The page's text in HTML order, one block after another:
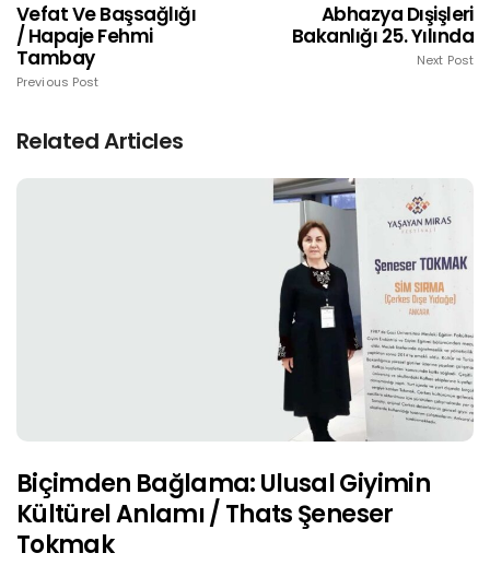
Vefat Ve Başsağlığı
/ Hapaje Fehmi
Tambay
Previous Post
Abhazya Dışişleri
Bakanlığı 25. Yılında
Next Post
Related Articles
Biçimden Bağlama: Ulusal Giyimin
Kültürel Anlamı / Thats Şeneser
Tokmak